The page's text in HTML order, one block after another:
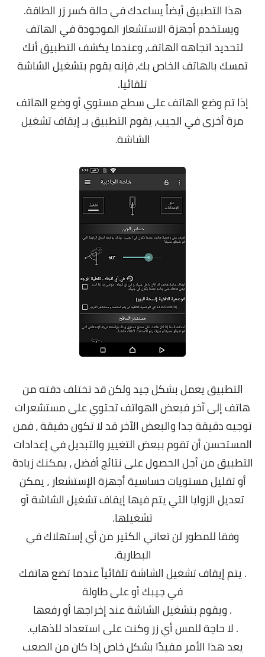
هذا التطبيق أيضاً يساعدك في حالة كسر زر الطاقة.
ويستخدم أجهزة الاستشعار الموجودة في الهاتف
لتحديد اتجاهه الهاتف، وعندما يكشف التطبيق أنك
تمسك بالهاتف الخاص بك، فإنه يقوم بتشغيل الشاشة
تلقائيا.
إذا تم وضع الهاتف على سطح مستوي أو وضع الهاتف
مرة أخرى في الجيب، يقوم التطبيق بـ إيقاف تشغيل
الشاشة.
التطبيق يعمل بشكل جيد ولكن قد تختلف دقته من
هاتف إلى آخر فبعض الهواتف تحتوي على مستشعرات
توجيه دقيقة جدا والبعض الآخر قد لا تكون دقيقة ، فمن
المستحسن أن تقوم ببعض التغيير والتبديل في إعدادات
التطبيق من أجل الحصول على نتائج أفضل ، يمكنك زيادة
أو تقليل مستويات حساسية أجهزة الإستشعار ، يمكن
تعديل الزوايا التي يتم فيها إيقاف تشغيل الشاشة أو
تشغيلها.
وفقا للمطور لن تعاني الكثير من أي إستهلاك في
البطارية.
. يتم إيقاف تشغيل الشاشة تلقائياً عندما تضع هاتفك
في جيبك أو على طاولة
. ويقوم بتشغيل الشاشة عند إخراجها أو رفعها
. لا حاجة للمس أي زر وكنت على استعداد للذهاب.
يعد هذا الأمر مفيدًا بشكل خاص إذا كان من الصعب